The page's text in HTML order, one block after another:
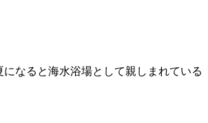
なると海水浴場として親しまれている